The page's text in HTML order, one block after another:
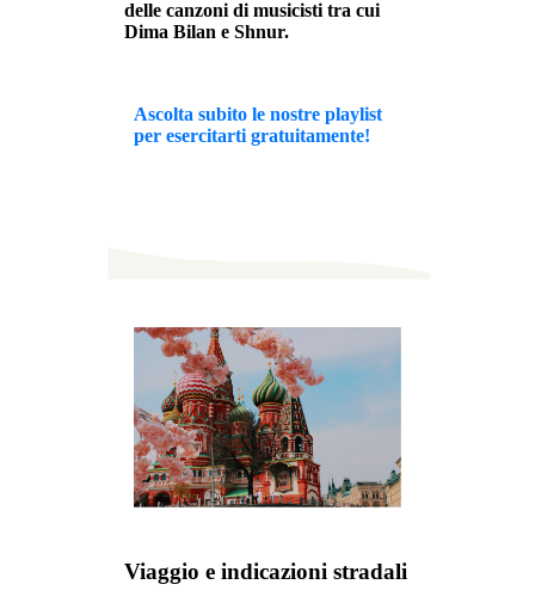
delle canzoni di musicisti tra cui
Dima Bilan e Shnur.
Ascolta subito le nostre playlist
per esercitarti gratuitamente!
Viaggio e indicazioni stradali